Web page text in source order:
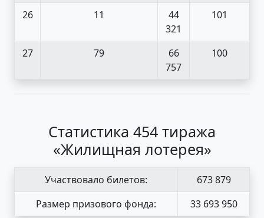
26 11
44
321
101
27 79
66
757
100
Статистика 454 тиража
«Жилищная лотерея»
Участвовало билетов:
673 879
Размер призового фонда:
33 693 950